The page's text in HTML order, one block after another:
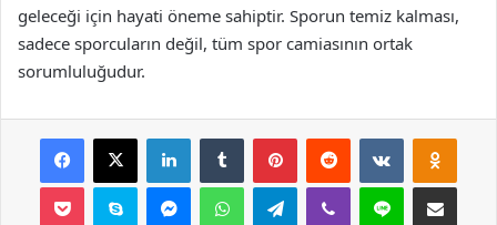
geleceği için hayati öneme sahiptir. Sporun temiz kalması,
sadece sporcuların değil, tüm spor camiasının ortak
sorumluluğudur.
Facebook
X LinkedInTumblr PinterestReddit VKontakte
Pocket Skype MessengerWhatsAppTelegramViber Line E-Posta ile